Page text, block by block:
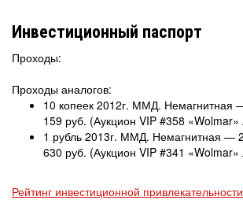
Инвестиционный паспорт
Проходы:
Проходы аналогов:
10 копеек 2012г. ММД.
159 руб. (Аукцион VIP #358 «Wolmar»
1 рубль 2013г. ММД. Немагнитная —
630 руб. (Аукцион VIP #341 «Wolmar»
Рейтинг инвестиционной привлекательности